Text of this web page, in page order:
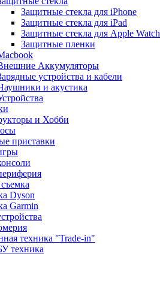
Защитные стекла для iPhone
Защитные стекла для iPad
Защитные стекла для Apple Watch
Защитные пленки
Аккумуляторы
устройства и кабели
и акустика
и Хобби
приставки
Dyson
Garmin
техника "Trade-in"
техника